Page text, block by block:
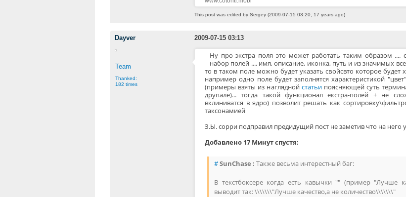
This post was edited by Sergey (2009-07-15 03:20, 17 years ago)
Dayver 2009-07-15 03:13
Team
Thanked:
182 times
Ну про экстра поля это может работать таким образом ....
набор полей .... имя, описание, иконка, путь и из значимых
то в таком поле можно будет указать свойсвто которое будет
например одно поле будет заполнятся характеристикой
(примеры взяты из наглядной статьипоясняющей суть
друпале)... тогда такой функционал екстра-полей + не
вклиниватся в ядро) позволит решать как
таксонамией
З.Ы. сорри подправил предидущий пост не заметив что на него
Добавлено 17 Минут спустя:
#SunChase : Также весьма интерестный баг:
В текстбоксере когда есть кавычки "" (пример "Лучше
выводит так: \\\\\\\"Лучше качество,а не количество\\\\\\\"